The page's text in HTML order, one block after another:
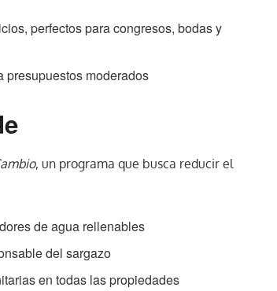
perfectos para congresos, bodas y
presupuestos moderados
, un programa que busca reducir el
de agua rellenables
del sargazo
en todas las propiedades